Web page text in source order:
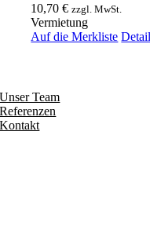
10,70€ zzgl. MwSt.
Vermietung
Auf die Merkliste
Unser Team
Referenzen
Kontakt